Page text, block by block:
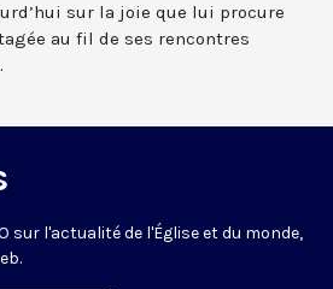
sur la joie que lui procure
au fil de ses rencontres
sur l'actualité de l'Église et du monde,